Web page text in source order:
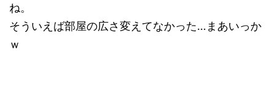
ね。
そういえば部屋の広さ変えてなかった…まあいっか
ｗ